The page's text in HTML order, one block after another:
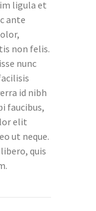
ligula et
ante
non felis.
nunc
id nibh
faucibus,
elit
ut neque.
quis